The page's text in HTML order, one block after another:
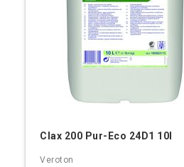
Clax 200 Pur-Eco 24D1 10l